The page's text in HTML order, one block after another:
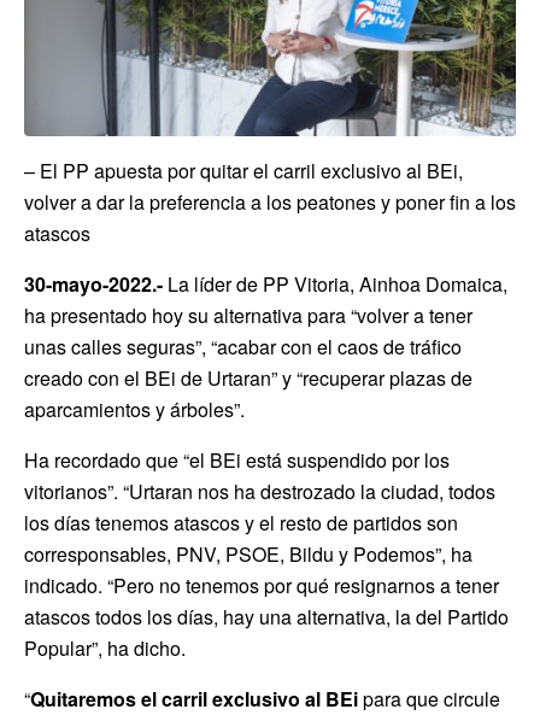
– El PP apuesta por quitar el carril exclusivo al BEi,
volver a dar la preferencia a los peatones y poner fin a los
atascos
30-mayo-2022.- La líder de PP Vitoria, Ainhoa Domaica,
ha presentado hoy su alternativa para “volver a tener
unas calles seguras”, “acabar con el caos de tráfico
creado con el BEi de Urtaran” y “recuperar plazas de
aparcamientos y árboles”.
Ha recordado que “el BEi está suspendido por los
vitorianos”. “Urtaran nos ha destrozado la ciudad, todos
los días tenemos atascos y el resto de partidos son
corresponsables, PNV, PSOE, Bildu y Podemos”, ha
indicado. “Pero no tenemos por qué resignarnos a tener
atascos todos los días, hay una alternativa, la del Partido
Popular”, ha dicho.
“Quitaremos el carril exclusivo al BEipara que circule